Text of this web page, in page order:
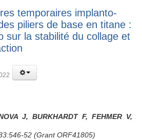
temporaires implanto-
piliers de base en titane :
sur la stabilité du collage et
J, BURKHARDT F, FEHMER V,
52 (Grant ORF41805)